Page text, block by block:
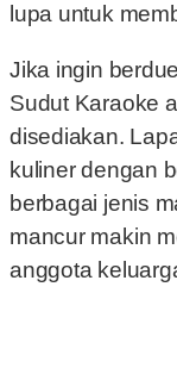
lupa untuk
Jika ingin
Sudut Karaoke
disediakan.
kuliner dengan
berbagai jenis
mancur makin
anggota